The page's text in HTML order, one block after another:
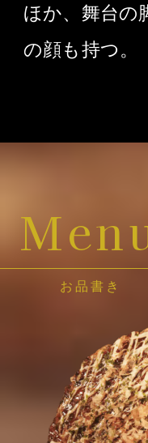
ほか、舞台の
の顔も持つ。
お品書き